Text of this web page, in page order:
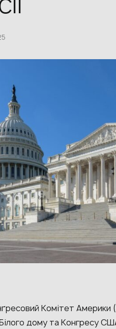
Комітет Америки
дому та Конгресу